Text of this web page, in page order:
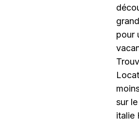
pour
sur
italie